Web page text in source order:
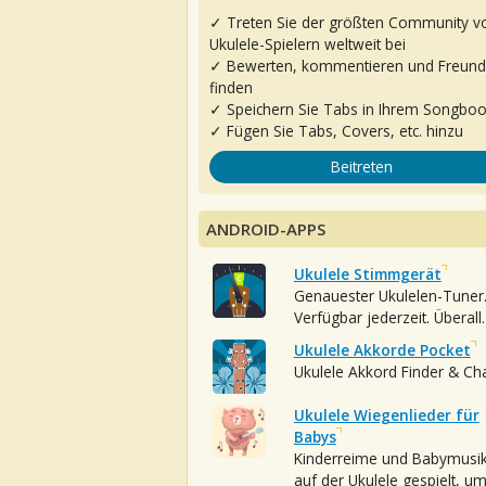
✓ Treten Sie der größten Community
Ukulele-Spielern weltweit bei
✓ Bewerten, kommentieren und
finden
✓ Speichern Sie Tabs in Ihrem
✓ Fügen Sie Tabs, Covers, etc. hinzu
Beitreten
ANDROID-APPS
Ukulele Stimmgerät
Genauester Ukulelen-Tuner.
Verfügbar jederzeit. Überall.
Ukulele Akkorde Pocket
Ukulele Akkord Finder &
Ukulele Wiegenlieder für
Babys
Kinderreime und
auf der Ukulele gespielt, um